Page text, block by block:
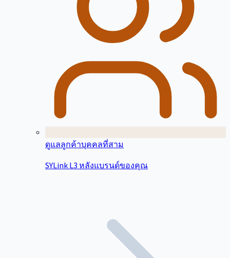
ดูแลลูกค้าบุคคลที่สาม
SYLink L3 หลังแบรนด์ของคุณ